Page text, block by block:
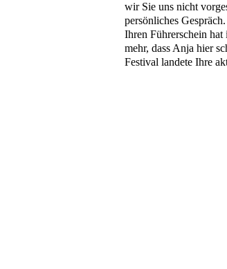
wir Sie uns nicht
persönliches
Ihren Führerschein
mehr, dass Anja hier
Festival landete Ihre